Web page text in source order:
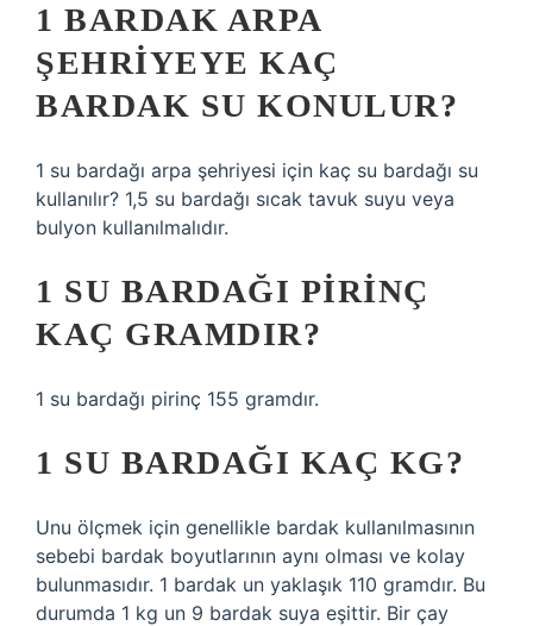
1 BARDAK ARPA
ŞEHRIYEYE KAÇ
BARDAK SU KONULUR?
1 su bardağı arpa şehriyesi için kaç su bardağı su
kullanılır? 1,5 su bardağı sıcak tavuk suyu veya
bulyon kullanılmalıdır.
1 SU BARDAĞI PIRINÇ
KAÇ GRAMDIR?
1 su bardağı pirinç 155 gramdır.
1 SU BARDAĞI KAÇ KG?
Unu ölçmek için genellikle bardak kullanılmasının
sebebi bardak boyutlarının aynı olması ve kolay
bulunmasıdır. 1 bardak un yaklaşık 110 gramdır. Bu
durumda 1 kg un 9 bardak suya eşittir. Bir çay